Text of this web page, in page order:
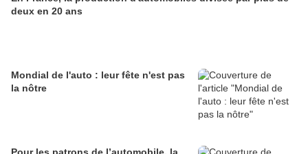
deux en 20 ans
Mondial de l'auto : leur fête n'est pas
la nôtre